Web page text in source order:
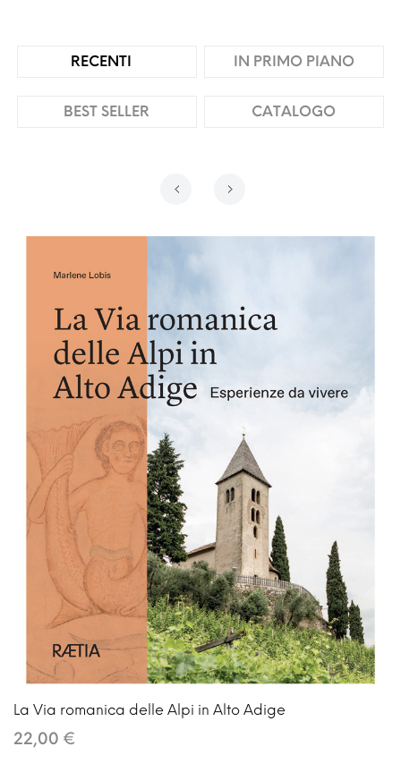
RECENTI IN PRIMO PIANO
BEST SELLER CATALOGO
La Via romanica delle Alpi in Alto Adige
22,00 €